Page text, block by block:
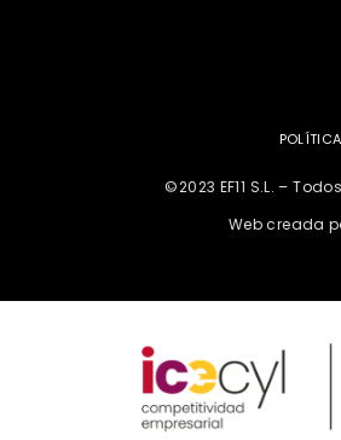
©2023 EF11 S.L. –
Web creada